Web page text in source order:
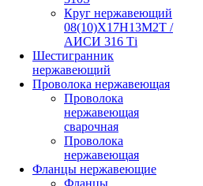
Круг нержавеющий
08(10)Х17Н13М2Т /
АИСИ 316 Тi
Шестигранник
нержавеющий
Проволока нержавеющая
Проволока
нержавеющая
сварочная
Проволока
нержавеющая
Фланцы нержавеющие
Фланцы